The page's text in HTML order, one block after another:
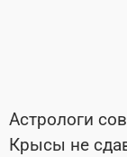
Астрологи
Крысы не